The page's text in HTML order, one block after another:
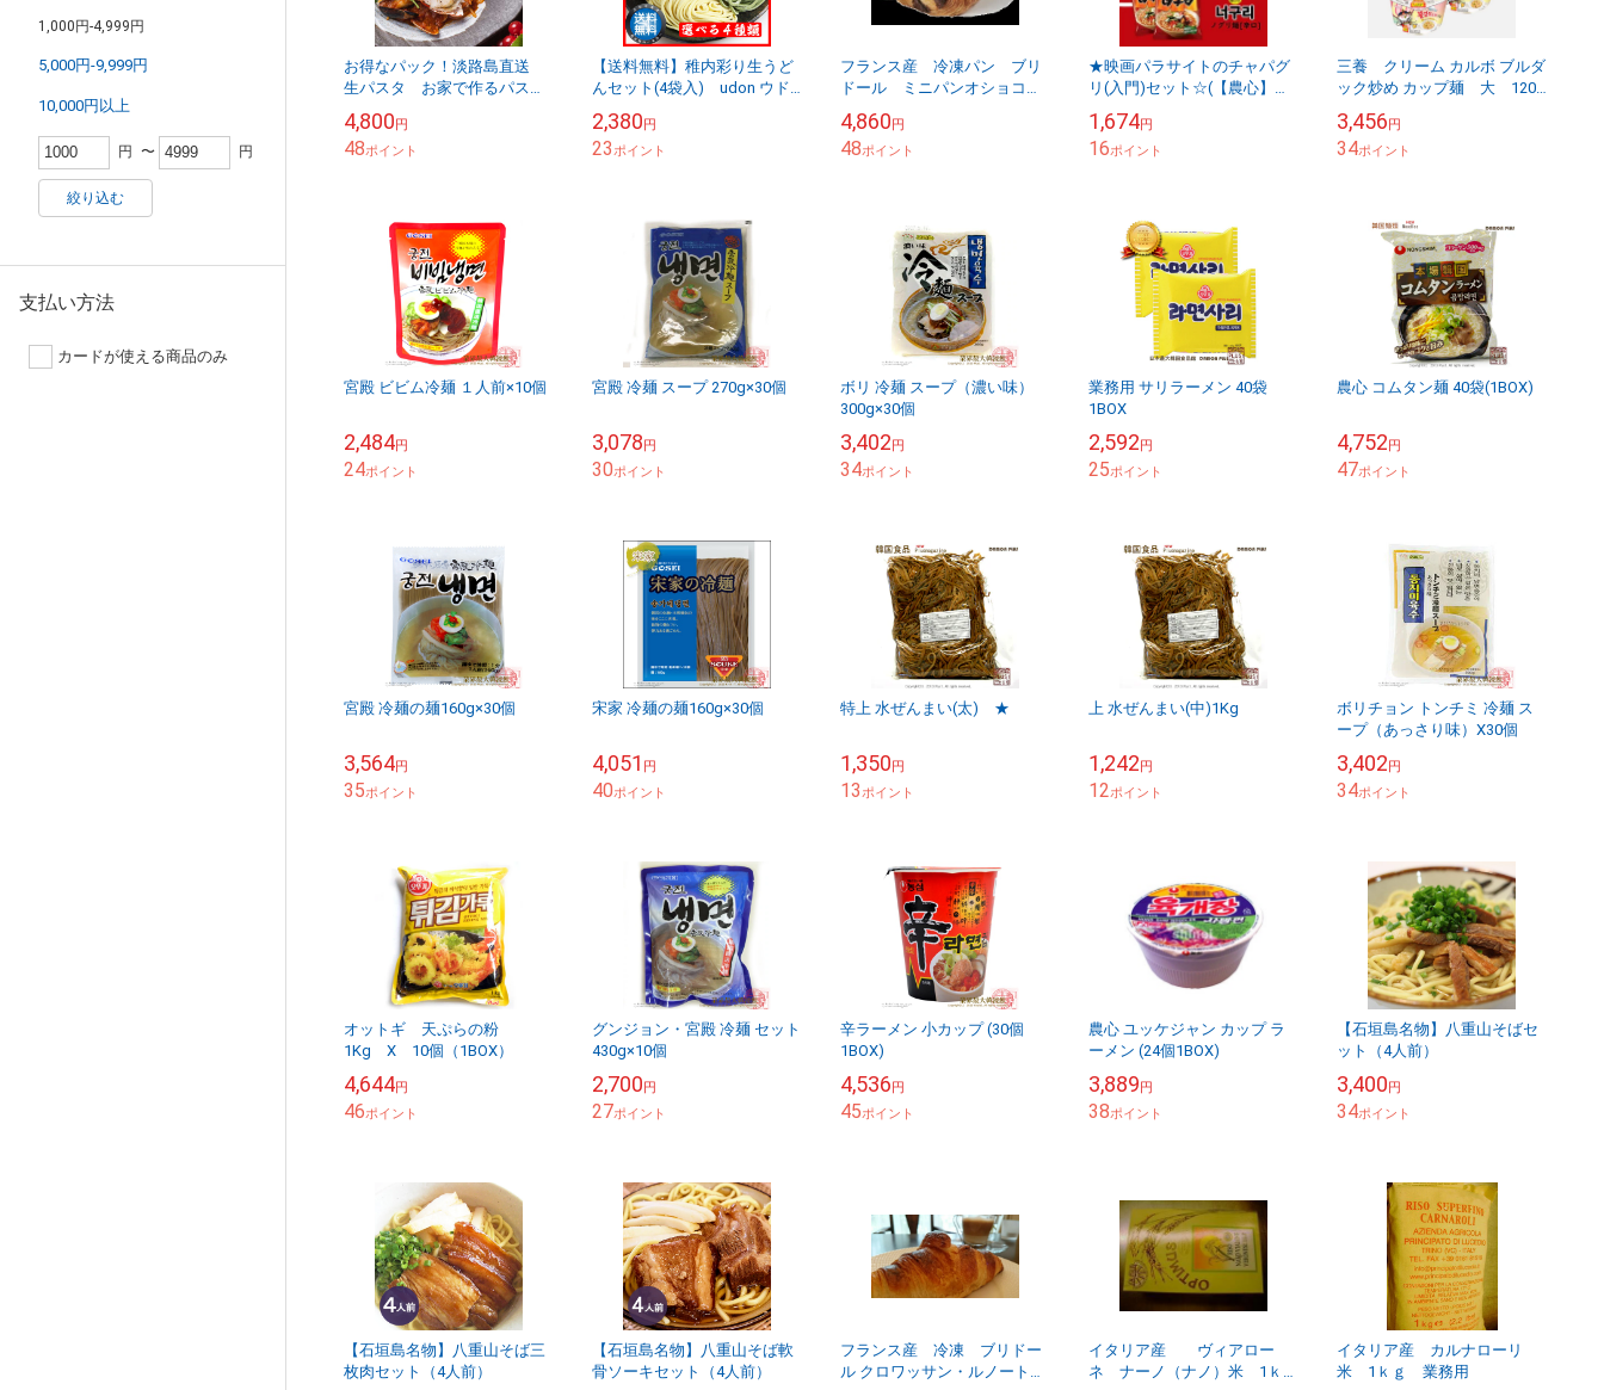
1,000円-4,999円
5,000円-9,999円
10,000円以上
円 〜 円
絞り込む
支払い方法
カードが使える商品のみ
お得なパック！淡路島直送
生パスタ お家で作るパスタ
ト 2人前×3種類のソース詰
め合わせ
4,800円
48ポイント
【送料無料】稚内彩り生うど
んセット(4袋入) udon ウド
2,380円
23ポイント
フランス産 冷凍パン ブリ
ドール ミニパンオショコ
×80個
4,860円
48ポイント
★映画パラサイトのチャパグ
リ(入門)セット☆(【農心】チ
グリ麺[辛口]5個）
1,674円
16ポイント
三養 クリーム カルボ ブルダ
ック炒め カップ麺 大 120
韓国ラーメン ブルダックシリ
ーズ ...
3,456円
34ポイント
宮殿 ビビム冷麺 １人前×10個
2,484円
24ポイント
宮殿 冷麺 スープ 270g×30個
3,078円
30ポイント
ボリ 冷麺 スープ（濃い味）
300g×30個
3,402円
34ポイント
業務用 サリラーメン 40袋
1BOX
2,592円
25ポイント
農心 コムタン麺 40袋(1BOX)
4,752円
47ポイント
宮殿 冷麺の麺160g×30個
3,564円
35ポイント
宋家 冷麺の麺160g×30個
4,051 円
40ポイント
特上 水ぜんまい(太) ★
1,350円
13ポイント
上 水ぜんまい(中)1Kg
1,242円
12ポイント
ボリチョン トンチミ 冷麺 ス
ープ（あっさり味）X30個
3,402円
34ポイント
オットギ 天ぷらの粉
1Kg X 10個（1BOX）
4,644円
46ポイント
グンジョン・宮殿 冷麺 セット
430g×10個
2,700円
27ポイント
辛ラーメン 小カップ (30個
1BOX)
4,536円
45ポイント
農心 ユッケジャン カップ ラ
ーメン (24個1BOX)
3,889円
38ポイント
【石垣島名物】八重山そばセ
ット（4人前）
3,400円
34ポイント
【石垣島名物】八重山そば三
枚肉セット（4人前）
【石垣島名物】八重山そば軟
骨ソーキセット（4人前）
フランス産 冷凍 ブリドー
ル クロワッサン・ルノートル
イタリア産 ヴィアロー
ネ ナーノ（ナノ）米 1ｋ
イタリア産 カルナローリ
米 1ｋｇ 業務用